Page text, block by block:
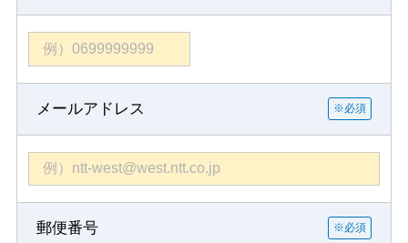
メールアドレス ※必須
郵便番号 ※必須